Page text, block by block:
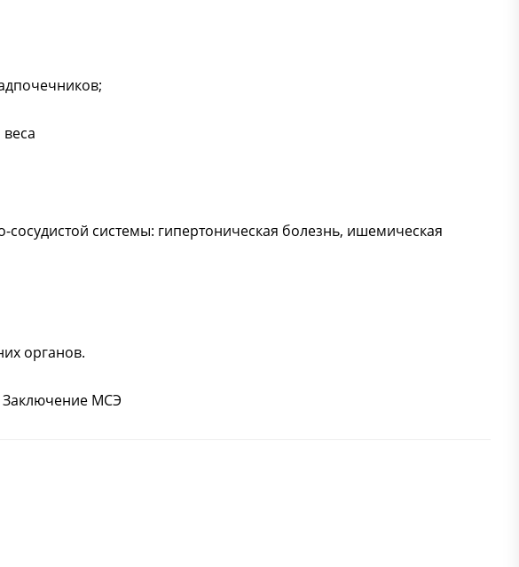
системы: гипертоническая болезнь, ишемическая
органов.
Заключение МСЭ